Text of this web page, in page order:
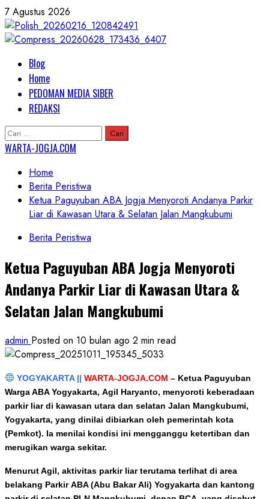
Skip
to
content
7 Agustus 2026
Primary
Menu
Blog
Home
PEDOMAN MEDIA SIBER
REDAKSI
Cari
untuk:
WARTA-JOGJA.COM
Home
Berita Peristiwa
Ketua Paguyuban ABA Jogja Menyoroti Andanya Parkir
Liar di Kawasan Utara & Selatan Jalan Mangkubumi
Berita Peristiwa
Ketua Paguyuban ABA Jogja Menyoroti
Andanya Parkir Liar di Kawasan Utara &
Selatan Jalan Mangkubumi
admin Posted on 10 bulan ago 2 min read
YOGYAKARTA || WARTA-JOGJA.COM – Ketua Paguyuban
Warga ABA Yogyakarta, Agil Haryanto, menyoroti keberadaan
parkir liar di kawasan utara dan selatan Jalan Mangkubumi,
Yogyakarta, yang dinilai dibiarkan oleh pemerintah kota
(Pemkot). Ia menilai kondisi ini mengganggu ketertiban dan
merugikan warga sekitar.
Menurut Agil, aktivitas parkir liar terutama terlihat di area
belakang Parkir ABA (Abu Bakar Ali) Yogyakarta dan kantong